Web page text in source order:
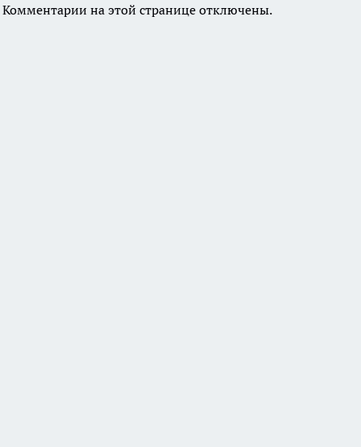
Комментарии на этой странице отключены.